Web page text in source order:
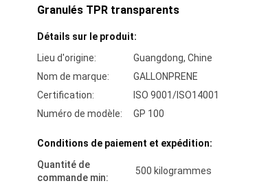
Granulés TPR transparents
Détails sur le produit:
Lieu d'origine:
Guangdong, Chine
Nom de marque:
GALLONPRENE
Certification:
ISO 9001/ISO14001
Numéro de modèle:
GP 100
Conditions de paiement et expédition:
Quantité de
commande min:
500 kilogrammes